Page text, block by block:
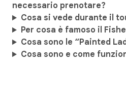
necessario prenotare?
Cosa si vede durante il
Per cosa è famoso il
Cosa sono le “Painted
Cosa sono e come